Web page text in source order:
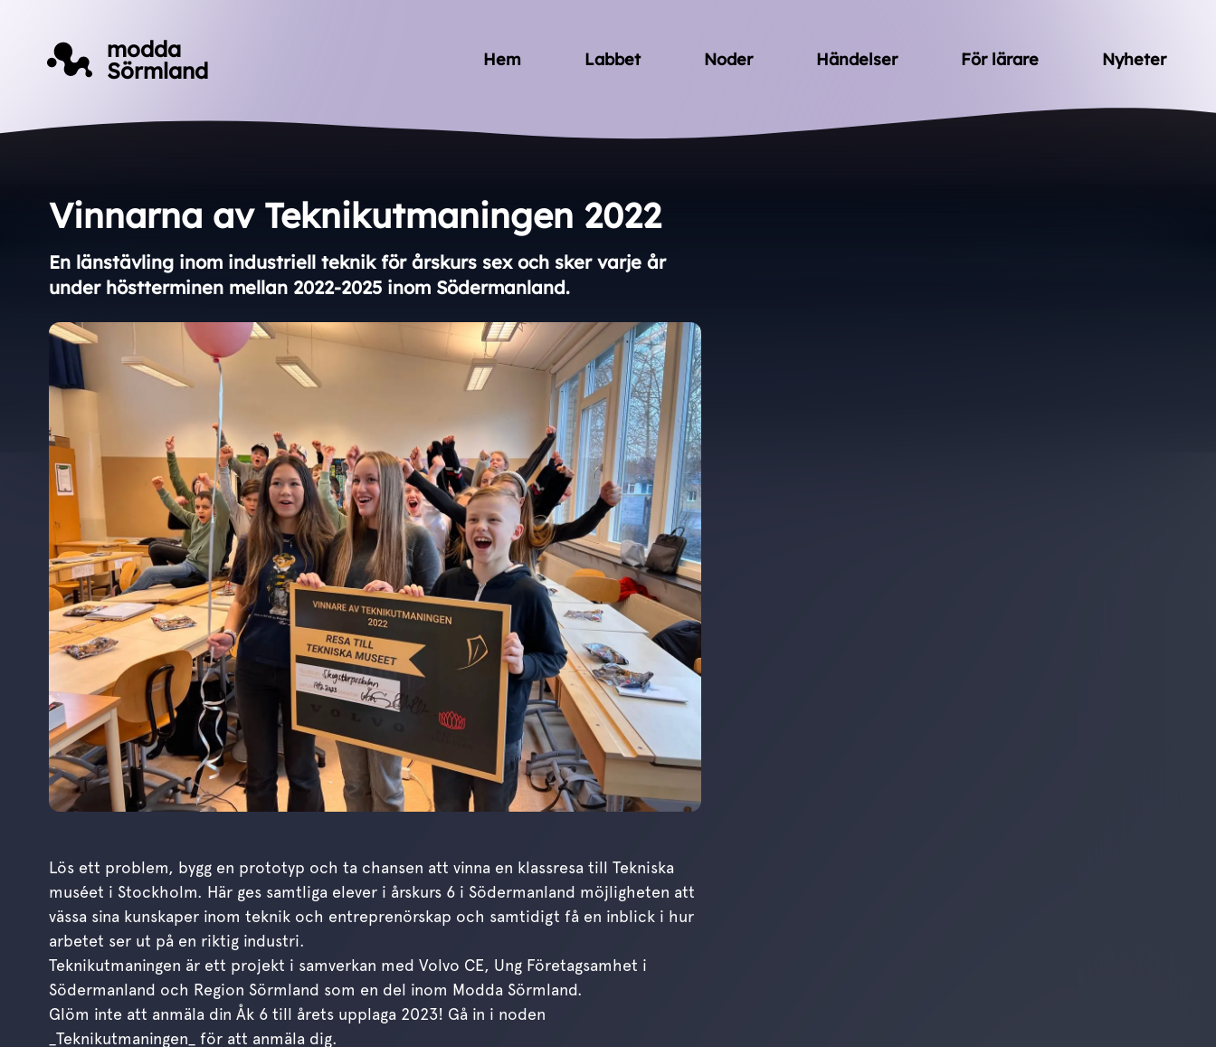
modda
Sörmland
Hem Labbet Noder Händelser För lärare Nyheter
Vinnarna av Teknikutmaningen 2022
En länstävling inom industriell teknik för årskurs sex och sker varje år
under höstterminen mellan 2022-2025 inom Södermanland.
Lös ett problem, bygg en prototyp och ta chansen att vinna en klassresa till Tekniska
muséet i Stockholm. Här ges samtliga elever i årskurs 6 i Södermanland möjligheten att
vässa sina kunskaper inom teknik och entreprenörskap och samtidigt få en inblick i hur
arbetet ser ut på en riktig industri.
Teknikutmaningen är ett projekt i samverkan med Volvo CE, Ung Företagsamhet i
Södermanland och Region Sörmland som en del inom Modda Sörmland.
Glöm inte att anmäla din Åk 6 till årets upplaga 2023! Gå in i noden
_Teknikutmaningen_ för att anmäla dig.